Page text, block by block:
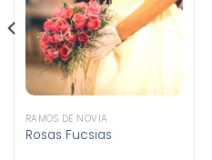
RAMOS DE NOVIA
Rosas Fucsias